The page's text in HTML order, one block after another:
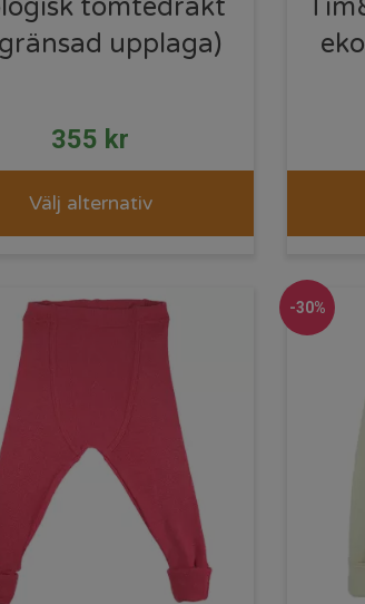
tomtedräkt
upplaga)
355 kr
Välj alternativ
-30%